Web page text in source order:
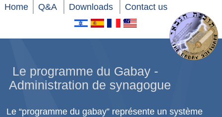
Home Q&A Downloads Contact us
Le programme du Gabay -
Administration de synagogue
Le “programme du gabay” représente un système
Xnxx